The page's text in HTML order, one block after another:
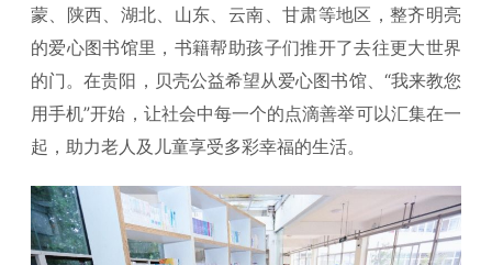
蒙、陕西、湖北、山东、云南、甘肃等地区，整齐明亮
的爱心图书馆里，书籍帮助孩子们推开了去往更大世界
的门。在贵阳，贝壳公益希望从爱心图书馆、“我来教您
用手机”开始，让社会中每一个的点滴善举可以汇集在一
起，助力老人及儿童享受多彩幸福的生活。